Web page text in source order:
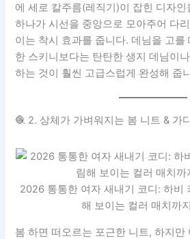
에 세로 칼주름(레직기)이 잡힌 디자
하나가 시선을 중앙으로 모아주어 다
이는 착시 효과를 줍니다. 데님을 고를
한 스키니보다는 탄탄한 생지 데님이
하는 것이 훨씬 고급스럽게 완성해 줍
🧶 2. 상체가 가벼워지는 봄 니트 & 가
2026 통통한 여자 새내기 코디: 하비
해 보이는 컬러 매치까
봄 하면 떠오르는 포근한 니트, 하지만